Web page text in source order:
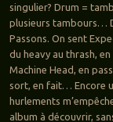
singulier? Drum =
plusieurs tambours…
Passons. On sent
du heavy au thrash,
Machine Head, en
sort, en fait… Encore
hurlements
album à découvrir,